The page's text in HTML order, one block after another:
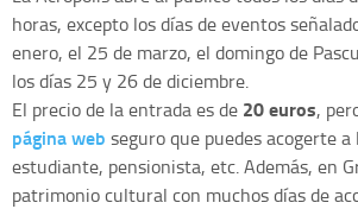
horas, excepto los días de eventos
enero, el 25 de marzo, el domingo de
los días 25 y 26 de diciembre.
El precio de la entrada es de 20 euros,
página web seguro que puedes acogerte
estudiante, pensionista, etc. Además, en
patrimonio cultural con muchos días de